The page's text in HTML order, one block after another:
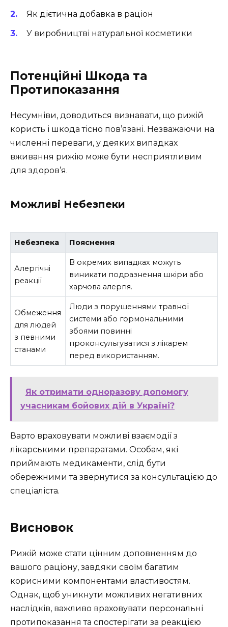
Як дієтична добавка в раціон
У виробництві натуральної косметики
Потенційні Шкода та
Протипоказання
Несумніви, доводиться визнавати, що рижій
користь і шкода тісно пов’язані. Незважаючи на
численні переваги, у деяких випадках
вживання рижію може бути несприятливим
для здоров’я.
Можливі Небезпеки
Небезпека Пояснення
Алергічні
реакції
В окремих випадках можуть
виникати подразнення шкіри або
харчова алергія.
Обмеження
для людей
з певними
станами
Люди з порушеннями травної
системи або гормональними
збоями повинні
проконсультуватися з лікарем
перед використанням.
Як отримати одноразову допомогу
учасникам бойових дій в Україні?
Варто враховувати можливі взаємодії з
лікарськими препаратами. Особам, які
приймають медикаменти, слід бути
обережними та звернутися за консультацією до
спеціаліста.
Висновок
Рижій може стати цінним доповненням до
вашого раціону, завдяки своїм багатим
корисними компонентами властивостям.
Однак, щоб уникнути можливих негативних
наслідків, важливо враховувати персональні
протипоказання та спостерігати за реакцією